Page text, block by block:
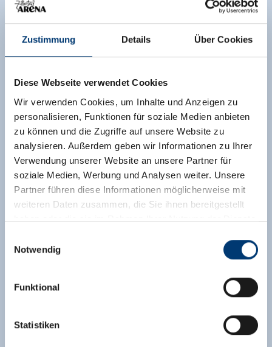
Zustimmung Details Über Cookies
Diese Webseite verwendet Cookies
Wir verwenden Cookies, um Inhalte und Anzeigen zu
personalisieren, Funktionen für soziale Medien anbieten
zu können und die Zugriffe auf unsere Website zu
analysieren. Außerdem geben wir Informationen zu Ihrer
Verwendung unserer Website an unsere Partner für
soziale Medien, Werbung und Analysen weiter. Unsere
Partner führen diese Informationen möglicherweise mit
weiteren Daten zusammen, die Sie ihnen bereitgestellt
haben oder die sie im Rahmen Ihrer Nutzung der Dienste
Rohr 23// A-6280 Zell am Ziller
www.zillertalarena.com
Notwendig
Funktional
Statistiken